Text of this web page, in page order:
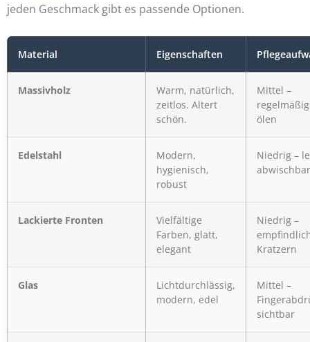
jeden Geschmack gibt es passende Optionen.
Material Eigenschaften
Massivholz
Warm, natürlich,
zeitlos. Altert
schön.
Mittel –
regelmäßig
ölen
Edelstahl
Modern,
hygienisch,
robust
Niedrig –
abwischbar
Lackierte Fronten
Vielfältige
Farben, glatt,
elegant
Niedrig –
Kratzern
Glas
Lichtdurchlässig,
modern, edel
Mittel –
sichtbar